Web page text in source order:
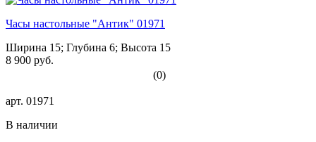
Часы настольные "Антик" 01971
Ширина 15; Глубина 6; Высота 15
8 900 руб.
(0)
арт. 01971
В наличии